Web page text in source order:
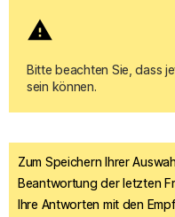
warning
Bitte beachten Sie, dass
sein können.
Zum Speichern Ihrer
Beantwortung der letzten
Ihre Antworten mit den